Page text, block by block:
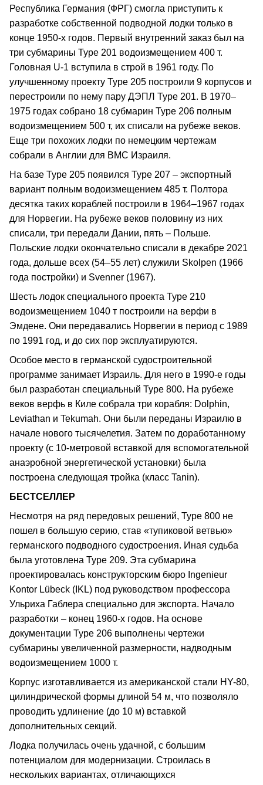
Республика Германия (ФРГ) смогла приступить к
разработке собственной подводной лодки только в
конце 1950-х годов. Первый внутренний заказ был на
три субмарины Type 201 водоизмещением 400 т.
Головная U-1 вступила в строй в 1961 году. По
улучшенному проекту Type 205 построили 9 корпусов и
перестроили по нему пару ДЭПЛ Type 201. В 1970–
1975 годах собрано 18 субмарин Type 206 полным
водоизмещением 500 т, их списали на рубеже веков.
Еще три похожих лодки по немецким чертежам
собрали в Англии для ВМС Израиля.
На базе Type 205 появился Type 207 – экспортный
вариант полным водоизмещением 485 т. Полтора
десятка таких кораблей построили в 1964–1967 годах
для Норвегии. На рубеже веков половину из них
списали, три передали Дании, пять – Польше.
Польские лодки окончательно списали в декабре 2021
года, дольше всех (54–55 лет) служили Skolpen (1966
года постройки) и Svenner (1967).
Шесть лодок специального проекта Type 210
водоизмещением 1040 т построили на верфи в
Эмдене. Они передавались Норвегии в период с 1989
по 1991 год, и до сих пор эксплуатируются.
Особое место в германской судостроительной
программе занимает Израиль. Для него в 1990-е годы
был разработан специальный Type 800. На рубеже
веков верфь в Киле собрала три корабля: Dolphin,
Leviathan и Tekumah. Они были переданы Израилю в
начале нового тысячелетия. Затем по доработанному
проекту (с 10-метровой вставкой для вспомогательной
анаэробной энергетической установки) была
построена следующая тройка (класс Tanin).
БЕСТСЕЛЛЕР
Несмотря на ряд передовых решений, Type 800 не
пошел в большую серию, став «тупиковой ветвью»
германского подводного судостроения. Иная судьба
была уготовлена Type 209. Эта субмарина
проектировалась конструкторским бюро Ingenieur
Kontor Lübeck (IKL) под руководством профессора
Ульриха Габлера специально для экспорта. Начало
разработки – конец 1960-х годов. На основе
документации Type 206 выполнены чертежи
субмарины увеличенной размерности, надводным
водоизмещением 1000 т.
Корпус изготавливается из американской стали HY-80,
цилиндрической формы длиной 54 м, что позволяло
проводить удлинение (до 10 м) вставкой
дополнительных секций.
Лодка получилась очень удачной, с большим
потенциалом для модернизации. Строилась в
нескольких вариантах, отличающихся